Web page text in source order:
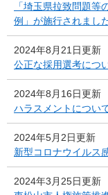
「埼玉県拉致問題
例」が施行されまし
2024年8月21日更新
公正な採用選考につ
2024年8月16日更新
ハラスメントについ
2024年5月2日更新
新型コロナウイルス
2024年3月25日更新